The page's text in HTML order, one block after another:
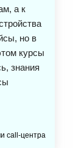
а к
но в
курсы
знания
call-центра